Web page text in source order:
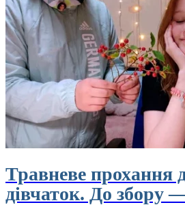
Травневе прохання
дівчаток. До збору